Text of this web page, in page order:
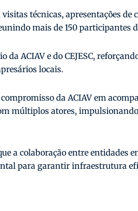
técnicas, apresentações de
mais de 150 participantes
da ACIAV e do CEJESC,
locais.
da ACIAV em
múltiplos atores,
a colaboração entre entidades
para garantir infraestrutura